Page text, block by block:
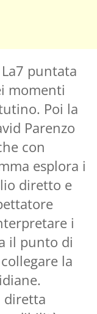
puntata
momenti
Poi la
Parenzo
con
esplora i
diretto e
i
il punto di
la
diretta